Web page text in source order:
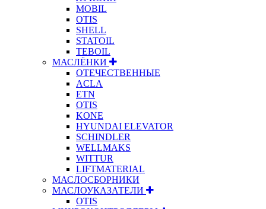
MOBIL
OTIS
SHELL
STATOIL
TEBOIL
МАСЛЁНКИ
ОТЕЧЕСТВЕННЫЕ
ACLA
ETN
OTIS
KONE
HYUNDAI ELEVATOR
SCHINDLER
WELLMAKS
WITTUR
LIFTMATERIAL
МАСЛОСБОРНИКИ
МАСЛОУКАЗАТЕЛИ
OTIS